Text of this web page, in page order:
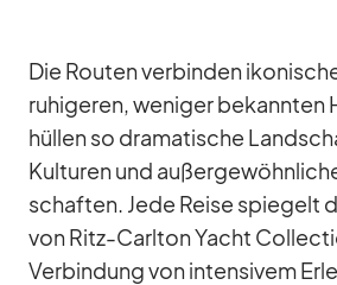
Die Rou­ten ver­bin­den
ru­hi­ge­ren, we­ni­ger be­kann­ten
hül­len so dra­ma­ti­sche
Kul­tu­ren und
schaf­ten. Jede Reise spie­gelt
von Ritz-Carl­ton Yacht
Ver­bin­dung von in­ten­si­vem